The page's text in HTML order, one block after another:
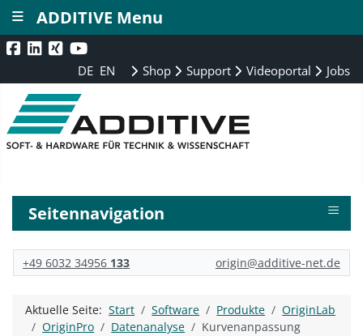
DE EN Shop Support Videoportal Jobs
Seitennavigation ≡
+49 6032 34956 133 origin@additive-net.de
Aktuelle Seite:Start Software Produkte
OriginLab
OriginPro
Datenanalyse Kurvenanpassung
ADDITIVE Menu
≡